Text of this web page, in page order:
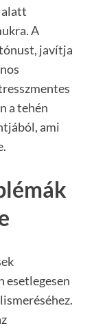
alatt
A
javítja
a tehén
ami
esetlegesen